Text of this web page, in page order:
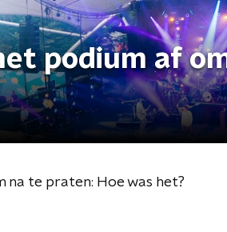
podium af
na te praten: Hoe was het?